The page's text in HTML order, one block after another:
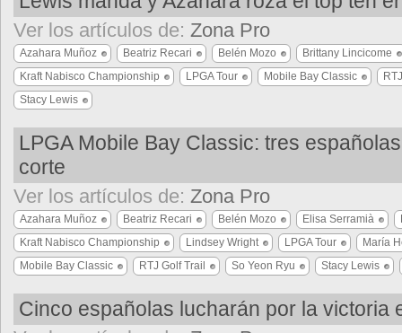
Ver los artículos de: Zona Pro
Azahara Muñoz Beatriz Recari Belén Mozo
Brittany Lincicome
Kraft Nabisco Championship
LPGA Tour Mobile Bay Classic
Stacy Lewis
LPGA Mobile Bay Classic: tres
corte
Ver los artículos de: Zona Pro
Azahara Muñoz Beatriz Recari Belén Mozo Elisa Serramià
Kraft Nabisco Championship
Lindsey Wright LPGA Tour
María
Mobile Bay Classic
RTJ Golf Trail So Yeon Ryu Stacy Lewis
Cinco españolas lucharán por la victoria